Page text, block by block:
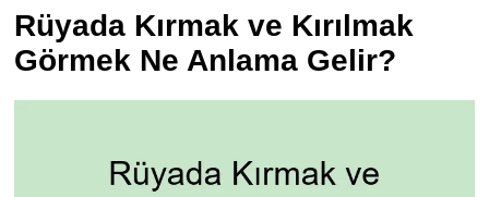
Rüyada Kırmak ve Kırılmak
Görmek Ne Anlama Gelir?